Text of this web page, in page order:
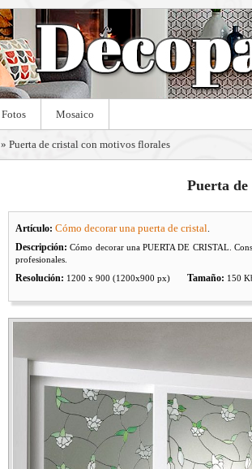
Fotos Mosaico
» Puerta de cristal con motivos florales
Puerta
Artículo: Cómo decorar una puerta de cristal.
Descripción: Cómo decorar una PUERTA DE CRISTAL.
profesionales.
Resolución: 1200 x 900 (1200x900 px) Tamaño: 150